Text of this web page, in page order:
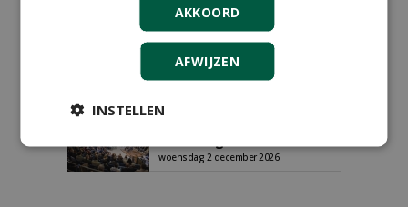
plaatsen via zijn eigen account.
Plaats een gratis advertentie
woensdag 2 december 2026
AKKOORD
AFWIJZEN
INSTELLEN